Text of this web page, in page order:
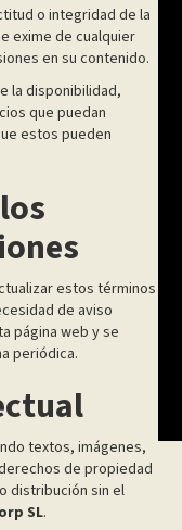
o integridad de la
exime de cualquier
en su contenido.
la disponibilidad,
que puedan
estos pueden
estos términos
de aviso
página web y se
periódica.
textos, imágenes,
de propiedad
distribución sin el
SL.